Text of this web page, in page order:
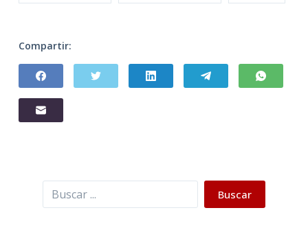
Compartir:
Buscar Buscar